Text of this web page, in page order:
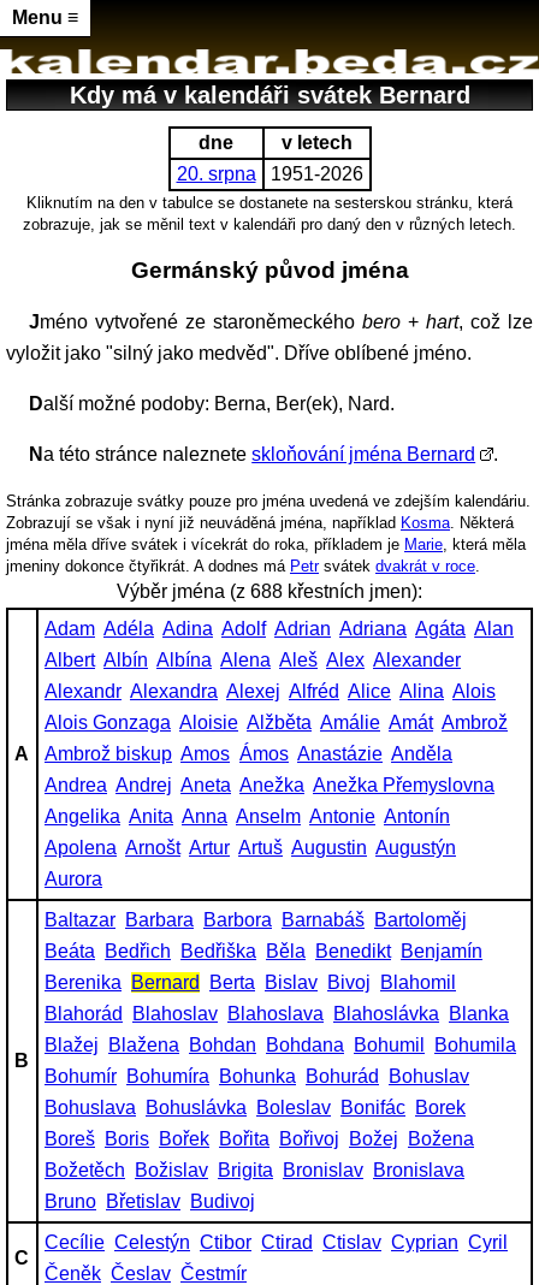
Menu ≡
Kdy má v kalendáři svátek Bernard
dne
v letech
20. srpna
1951-2026
Kliknutím na den v tabulce se dostanete na sesterskou stránku, která
zobrazuje, jak se měnil text v kalendáři pro daný den v různých letech.
Germánský původ jména
Jméno vytvořené ze staroněmeckéhobero +hart, což lze
vyložit jako "silný jako medvěd". Dříve oblíbené jméno.
Další možné podoby: Berna, Ber(ek), Nard.
Na této stránce nalezneteskloňování jména Bernard .
Stránka zobrazuje svátky pouze pro jména uvedená ve zdejším kalendáriu.
Zobrazují se však i nyní již neuváděná jména, například Kosma . Některá
jména měla dříve svátek i vícekrát do roka, příkladem je Marie , která měla
jmeniny dokonce čtyřikrát. A dodnes má Petrsvátek dvakrát v roce
Výběr jména (z 688 křestních jmen):
A
Adam Adéla Adina Adolf Adrian Adriana Agáta Alan
Albert Albín Albína Alena Aleš Alex Alexander
Alexandr Alexandra Alexej Alfréd Alice Alina Alois
Alois Gonzaga Aloisie Alžběta Amálie Amát Ambrož
Ambrož biskup Amos Ámos Anastázie Anděla
Andrea Andrej Aneta Anežka Anežka Přemyslovna
Angelika Anita Anna Anselm Antonie Antonín
Apolena Arnošt Artur Artuš Augustin Augustýn
Aurora
B
Baltazar Barbara Barbora Barnabáš Bartoloměj
Beáta
Bedřich Bedřiška Běla Benedikt Benjamín
Berenika
Bernard Berta Bislav Bivoj
Blahomil
Blahorád
Blahoslav Blahoslava Blahoslávka
Blanka
Blažej
Blažena Bohdan Bohdana Bohumil
Bohumila
Bohumír Bohumíra Bohunka Bohurád
Bohuslav
Bohuslava
Bohuslávka Boleslav Bonifác Borek
Boreš Boris Bořek Bořita Bořivoj Božej
Božena
Božetěch
Božislav Brigita Bronislav Bronislava
Bruno Břetislav Budivoj
C
Cecílie Celestýn Ctibor Ctirad Ctislav Cyprian Cyril
Čeněk Česlav Čestmír